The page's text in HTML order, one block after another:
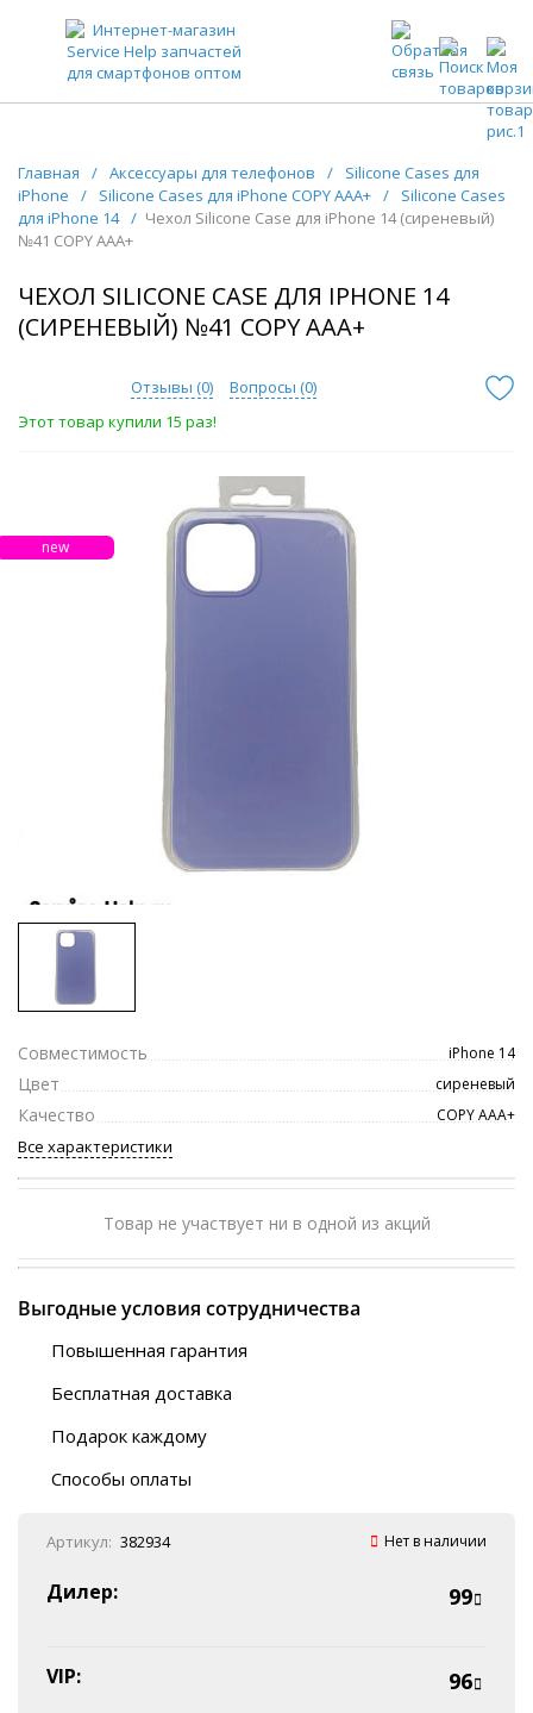
ЗАПЧАСТИ ДЛЯ ТЕЛЕФОНОВ ОПТОМ
Главная / Аксессуары для телефонов /
Silicone Cases для
iPhone
/ Silicone Cases для iPhone COPY AAA+ /
Silicone Cases
для iPhone 14 / Чехол Silicone Case для iPhone 14 (сиреневый)
№41 COPY AAA+
ЧЕХОЛ SILICONE CASE ДЛЯ IPHONE 14
(СИРЕНЕВЫЙ) №41 COPY AAA+
Отзывы (0) Вопросы (0)
Этот товар купили 15 раз!
new
Совместимость iPhone 14
Цвет сиреневый
Качество COPY ААА+
Все характеристики
Товар не участвует ни в одной из акций
Выгодные условия сотрудничества
Повышенная гарантия
Бесплатная доставка
Автобусы (по ЮФО)
“BlaBlaCar” (по ЮФО)
Подарок каждому
Способы оплаты
Наличные
Эквайринг
Оплата на P/C
Артикул: 382934 Нет в наличии
Дилер: 99
VIP: 96